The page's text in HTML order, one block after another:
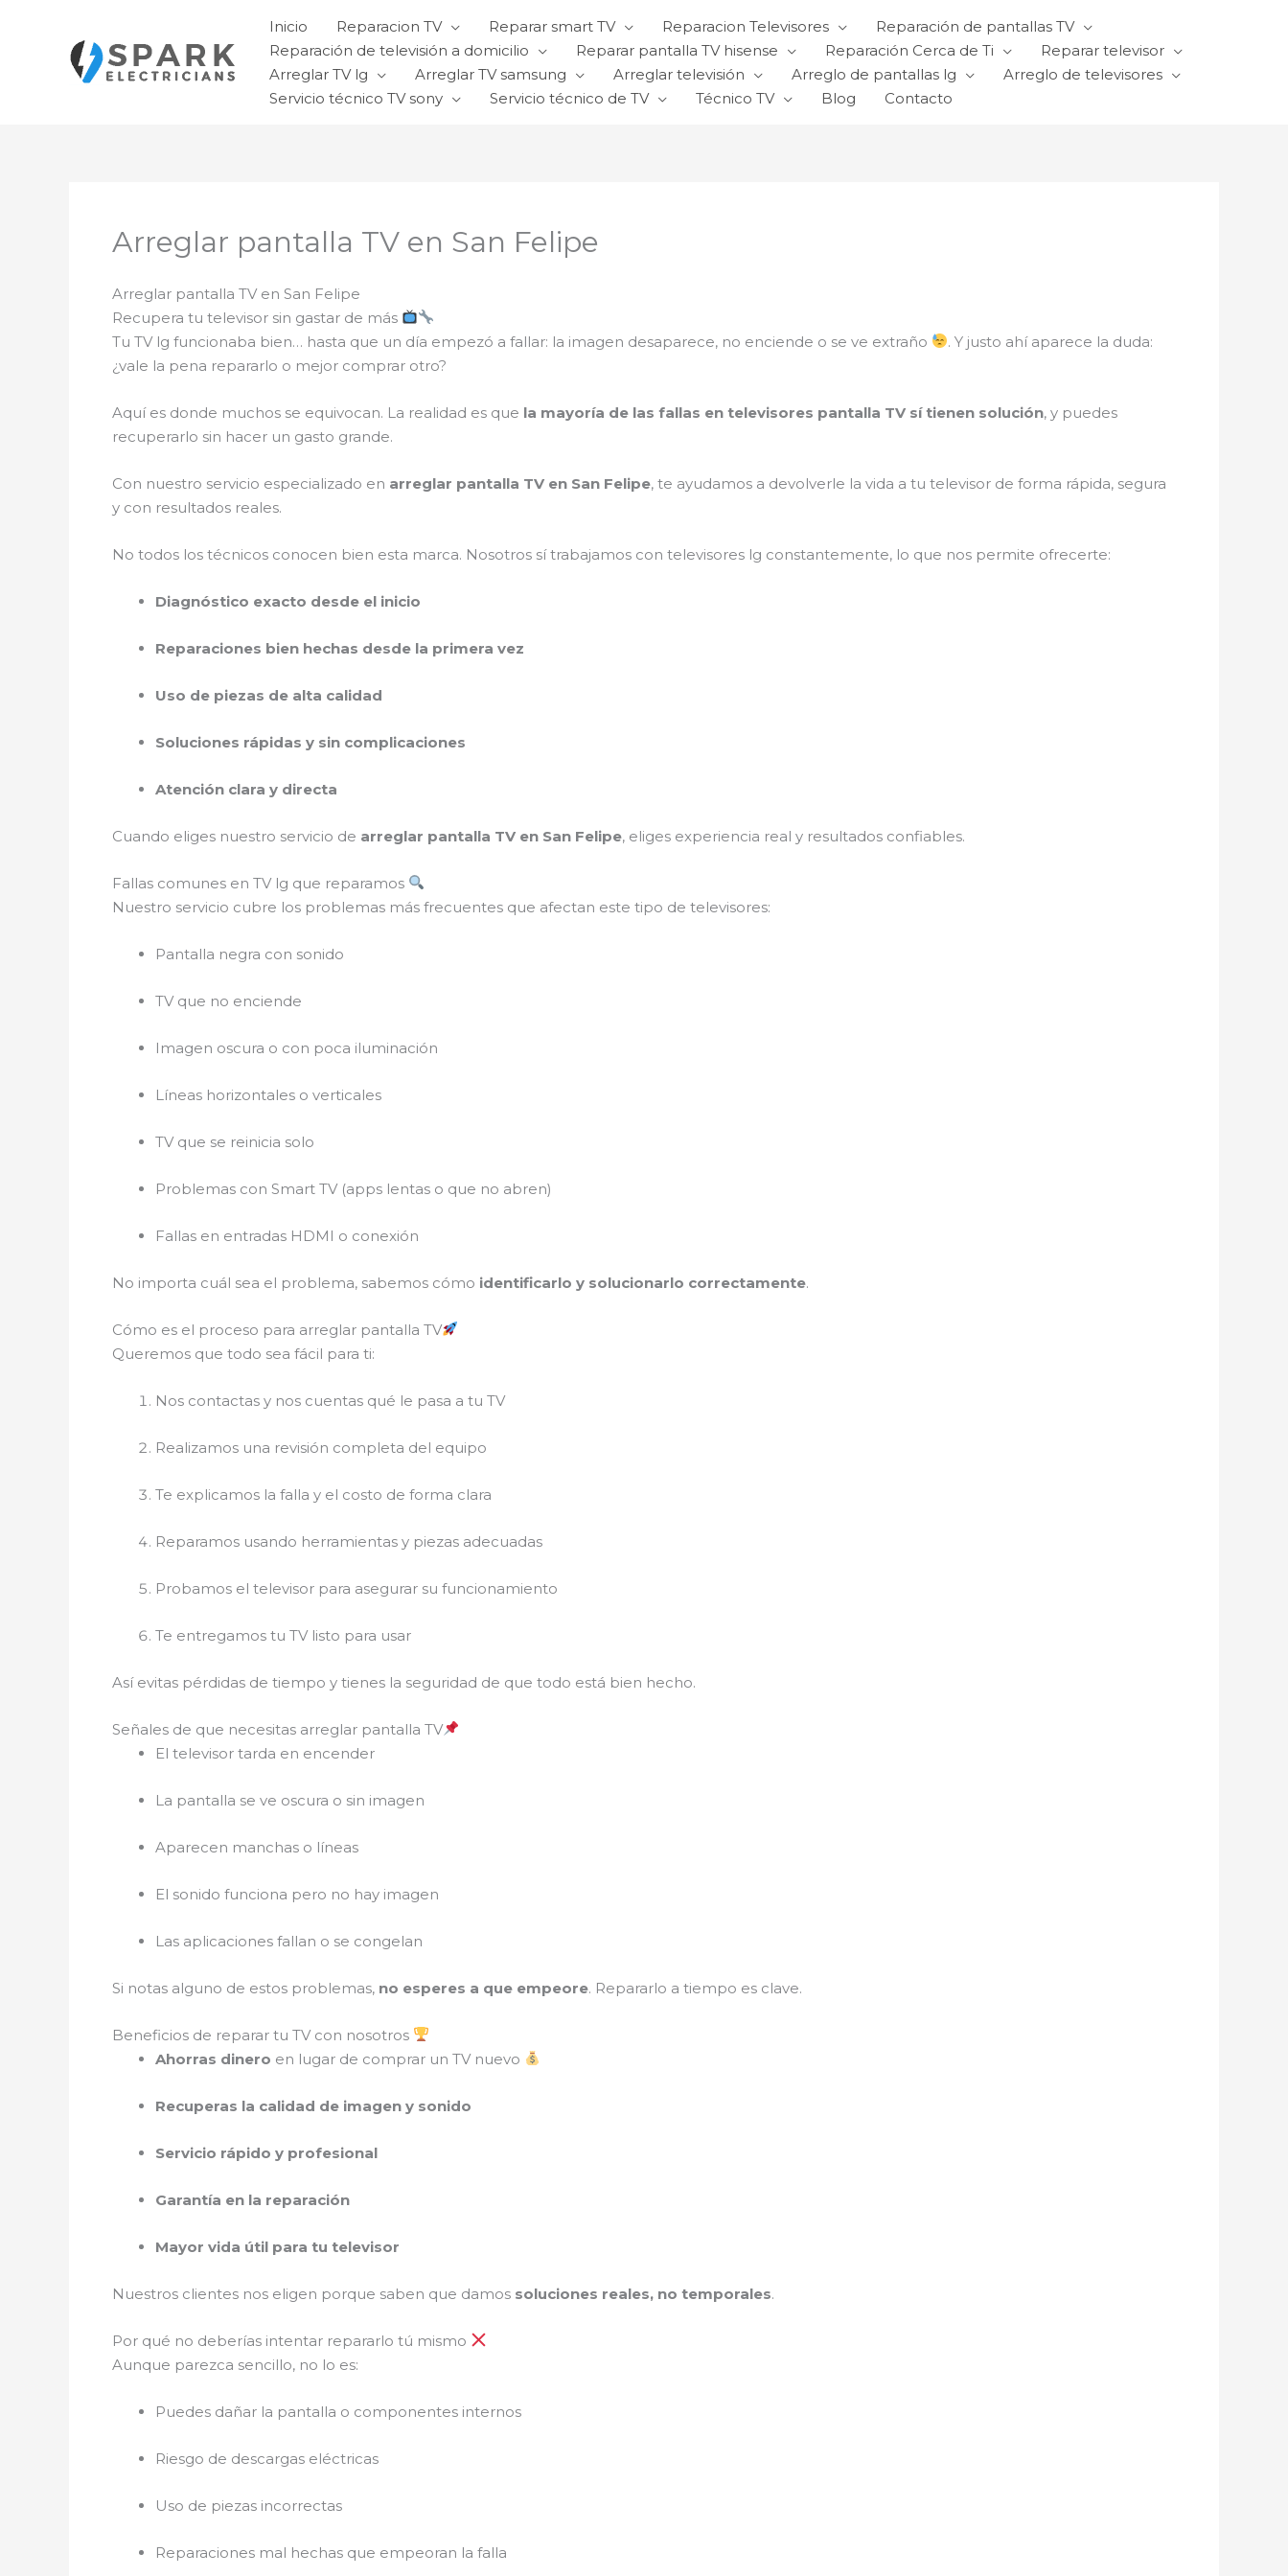
contenido
Inicio Reparacion TV Reparar smart TV Reparacion Televisores
Reparación de pantallas TV
Reparación de televisión a domicilio
Reparar pantalla TV hisense Reparación Cerca de Ti
Reparar televisor
Arreglar TV lg
Arreglar TV samsung Arreglar televisión Arreglo de pantallas lg
Arreglo de televisores
Servicio técnico TV sony
Servicio técnico de TV Técnico TV Blog Contacto
Arreglar pantalla TV en San Felipe
Arreglar pantalla TV en San Felipe
Recupera tu televisor sin gastar de más
Tu TV lg funcionaba bien… hasta que un día empezó a fallar: la imagen desaparece, no enciende o se ve extraño
. Y justo ahí aparece la duda:
¿vale la pena repararlo o mejor comprar otro?
Aquí es donde muchos se equivocan. La realidad es que la mayoría de las fallas en televisores pantalla TV sí tienen solución, y puedes
recuperarlo sin hacer un gasto grande.
Con nuestro servicio especializado en arreglar pantalla TV en San Felipe, te ayudamos a devolverle la vida a tu televisor de forma rápida, segura
y con resultados reales.
No todos los técnicos conocen bien esta marca. Nosotros sí trabajamos con televisores lg constantemente, lo que nos permite ofrecerte:
Diagnóstico exacto desde el inicio
Reparaciones bien hechas desde la primera vez
Uso de piezas de alta calidad
Soluciones rápidas y sin complicaciones
Atención clara y directa
Cuando eliges nuestro servicio de arreglar pantalla TV en San Felipe, eliges experiencia real y resultados confiables.
Fallas comunes en TV lg que reparamos
Nuestro servicio cubre los problemas más frecuentes que afectan este tipo de televisores:
Pantalla negra con sonido
TV que no enciende
Imagen oscura o con poca iluminación
Líneas horizontales o verticales
TV que se reinicia solo
Problemas con Smart TV (apps lentas o que no abren)
Fallas en entradas HDMI o conexión
No importa cuál sea el problema, sabemos cómo identificarlo y solucionarlo correctamente.
Cómo es el proceso para arreglar pantalla TV
Queremos que todo sea fácil para ti:
Nos contactas y nos cuentas qué le pasa a tu TV
Realizamos una revisión completa del equipo
Te explicamos la falla y el costo de forma clara
Reparamos usando herramientas y piezas adecuadas
Probamos el televisor para asegurar su funcionamiento
Te entregamos tu TV listo para usar
Así evitas pérdidas de tiempo y tienes la seguridad de que todo está bien hecho.
Señales de que necesitas arreglar pantalla TV
El televisor tarda en encender
La pantalla se ve oscura o sin imagen
Aparecen manchas o líneas
El sonido funciona pero no hay imagen
Las aplicaciones fallan o se congelan
Si notas alguno de estos problemas, no esperes a que empeore. Repararlo a tiempo es clave.
Beneficios de reparar tu TV con nosotros
Ahorras dinero en lugar de comprar un TV nuevo
Recuperas la calidad de imagen y sonido
Servicio rápido y profesional
Garantía en la reparación
Mayor vida útil para tu televisor
Nuestros clientes nos eligen porque saben que damos soluciones reales, no temporales.
Por qué no deberías intentar repararlo tú mismo
Aunque parezca sencillo, no lo es:
Puedes dañar la pantalla o componentes internos
Riesgo de descargas eléctricas
Uso de piezas incorrectas
Reparaciones mal hechas que empeoran la falla